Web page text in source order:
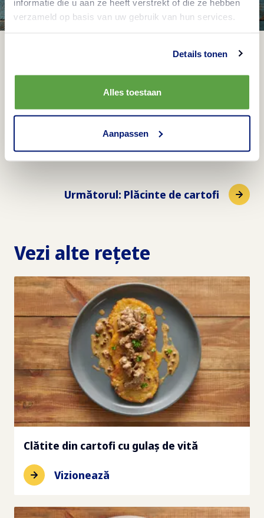
informatie die u aan ze heeft verstrekt of die ze hebben
verzameld op basis van uw gebruik van hun services.
Details tonen
Alles toestaan
Aanpassen
Următorul: Plăcinte de cartofi
Vezi alte rețete
Clătite din cartofi cu gulaș de vită
Vizionează